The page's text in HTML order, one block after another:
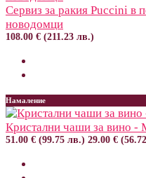
Сервиз за ракия Puccini в
новодомци
108.00 € (211.23 лв.)
Намаление
Кристални чаши за вино -
51.00 € (99.75 лв.) 29.00 €